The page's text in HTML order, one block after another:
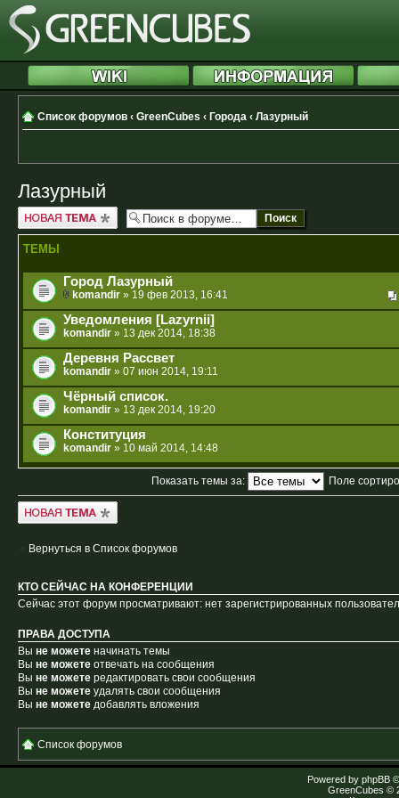
Список форумов ‹ GreenCubes ‹ Города ‹ Лазурный
Лазурный
Новая тема
ТЕМЫ
Город Лазурный
komandir » 19 фев 2013, 16:41
Уведомления [Lazyrnii]
komandir » 13 дек 2014, 18:38
Деревня Рассвет
komandir » 07 июн 2014, 19:11
Чёрный список.
komandir » 13 дек 2014, 19:20
Конституция
komandir » 10 май 2014, 14:48
Показать темы за: Поле
Новая тема
Вернуться в Список форумов
КТО СЕЙЧАС НА КОНФЕРЕНЦИИ
Сейчас этот форум просматривают: нет зарегистрированных
ПРАВА ДОСТУПА
Вы не можете начинать темы
Вы не можете отвечать на сообщения
Вы не можете редактировать свои сообщения
Вы не можете удалять свои сообщения
Вы не можете добавлять вложения
Список форумов
Powered by phpBB
GreenCubes ©